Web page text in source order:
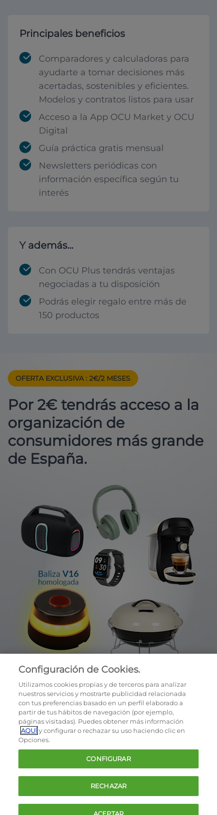
Principales beneficios
Comparadores y calculadoras para
ayudarte a tomar decisiones más
acertadas, sostenibles y eficientes.
Modelos y contratos listos para usar
Acceso a la App OCU Market y OCU
Digital
Guía práctica gratis mensual
Newsletters periódicas con
información específica según tu
interés
Y además...
Con OCU Plus tendrás ventajas
negociadas a tu disposición
Podrás elegir regalo entre más de
150 productos
OFERTA EXCLUSIVA : 2€/2 MESES
Por 2€ tendrás acceso a la
organización de
consumidores más grande
de España.
Cookies
Política de privacidad
Términos y condiciones de la oferta
Contacto
FAQ
Configuración de Cookies.
Utilizamos cookies propias y de terceros para analizar
nuestros servicios y mostrarte publicidad relacionada
con tus preferencias basado en un perfil elaborado a
partir de tus hábitos de navegación (por ejemplo,
páginas visitadas). Puedes obtener más información
AQUÍy configurar o rechazar su uso haciendo clic en
Opciones.
CONFIGURAR
RECHAZAR